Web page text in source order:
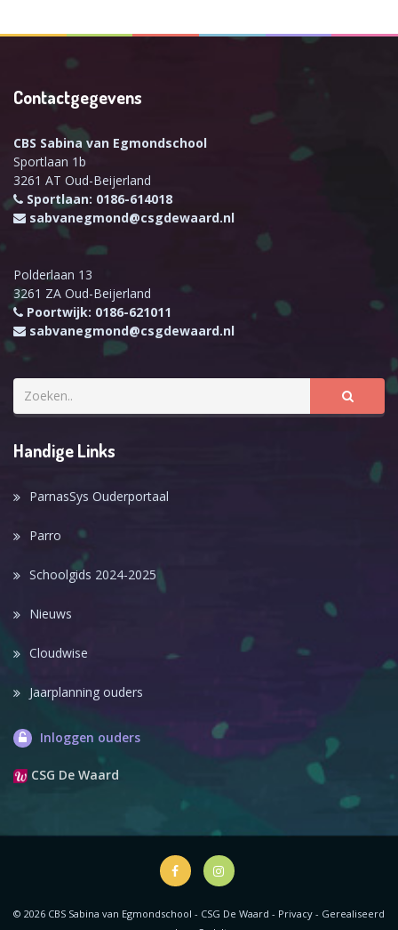
Contactgegevens
CBS Sabina van Egmondschool
Sportlaan 1b
3261 AT Oud-Beijerland
Sportlaan: 0186-614018
sabvanegmond@csgdewaard.nl
Polderlaan 13
3261 ZA Oud-Beijerland
Poortwijk: 0186-621011
sabvanegmond@csgdewaard.nl
Handige Links
ParnasSys Ouderportaal
Parro
Schoolgids 2024-2025
Nieuws
Cloudwise
Jaarplanning ouders
Inloggen ouders
CSG De Waard
© 2026 CBS Sabina van Egmondschool - CSG De Waard - Privacy - Gerealiseerd